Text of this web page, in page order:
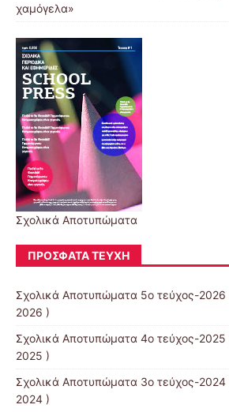
χαμόγελα»
Σχολικά Αποτυπώματα
ΠΡΌΣΦΑΤΑ ΤΕΎΧΗ
Σχολικά Αποτυπώματα 5ο τεύχος-2026
2026 )
Σχολικά Αποτυπώματα 4ο τεύχος-2025
2025 )
Σχολικά Αποτυπώματα 3ο τεύχος-2024
2024 )